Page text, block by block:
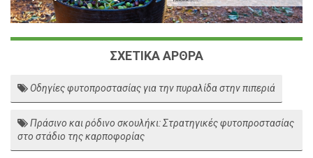
ΣΧΕΤΙΚΑ ΑΡΘΡΑ
Οδηγίες φυτοπροστασίας για την πυραλίδα στην πιπεριά
Πράσινο και ρόδινο σκουλήκι: Στρατηγικές φυτοπροστασίας
στο στάδιο της καρποφορίας